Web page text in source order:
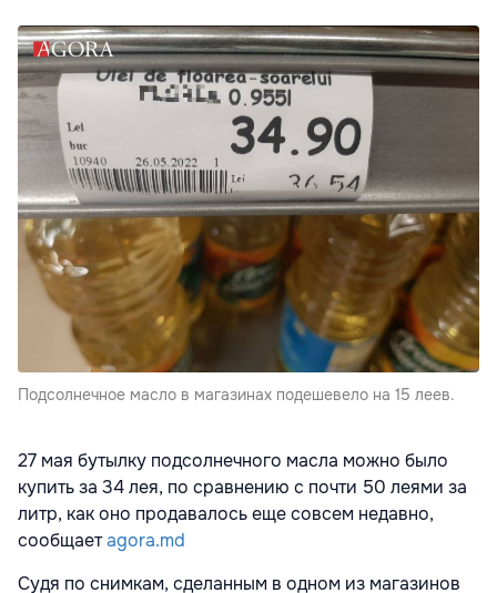
Подсолнечное масло в магазинах подешевело на 15 леев.
27 мая бутылку подсолнечного масла можно было
купить за 34 лея, по сравнению с почти 50 леями за
литр, как оно продавалось еще совсем недавно,
сообщаетagora.md
Судя по снимкам, сделанным в одном из магазинов